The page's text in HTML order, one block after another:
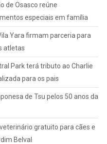
de Osasco reúne
especiais em família
Yara firmam parceria para
atletas
Park terá tributo ao Charlie
para os pais
de Tsu pelos 50 anos da
gratuito para cães e
Belval